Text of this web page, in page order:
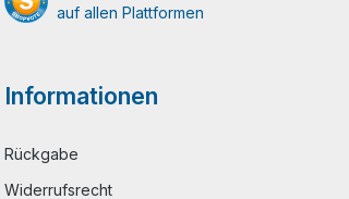
auf allen Plattformen
Informationen
Rückgabe
Widerrufsrecht